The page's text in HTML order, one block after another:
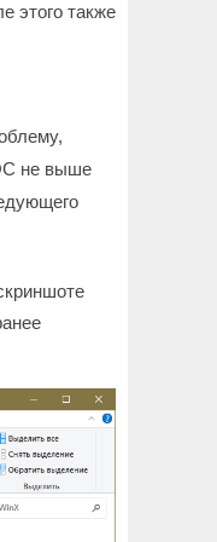
этого также
не выше